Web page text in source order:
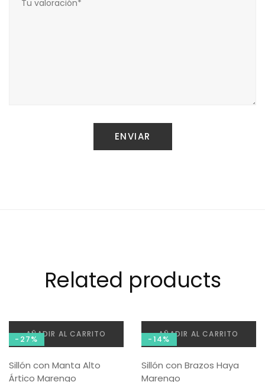
Related products
-27%AÑADIR AL CARRITO
Sillón con Manta Alto
Ártico Marengo
-14%AÑADIR AL CARRITO
Sillón con Brazos Haya
Marengo